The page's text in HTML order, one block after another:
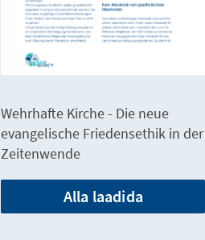
Wehrhafte Kirche - Die neue
evangelische Friedensethik in der
Zeitenwende
Alla laadida